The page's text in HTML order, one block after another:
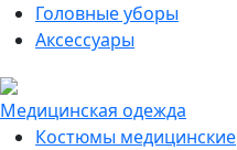
Головные уборы
Аксессуары
Медицинская одежда
Костюмы медицинские